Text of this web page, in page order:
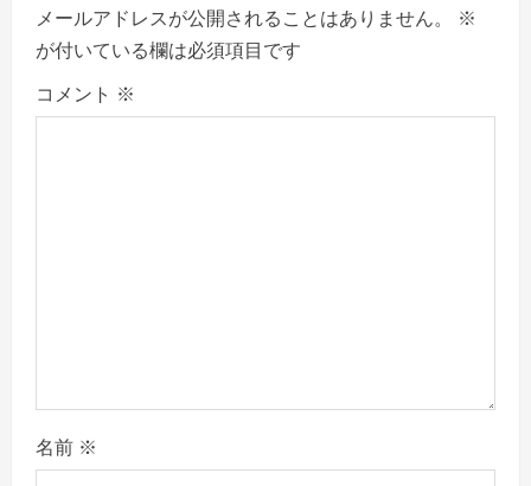
g
a
t
メールアドレスが公開されることはありません。
※
が付いている欄は必須項目です
コメント ※
名前 ※